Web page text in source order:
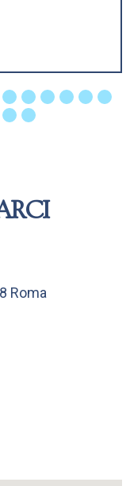
Roma